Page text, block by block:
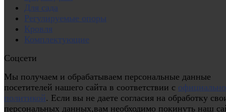
Для сада
Регулируемые опоры
Кровля
Комплектующие
Соцсети
Мы получаем и обрабатываем персональные данные
посетителей нашего сайта в соответствии с
политикой. Если вы не даете согласия на обработку
персональных данных,вам необходимо покинуть наш